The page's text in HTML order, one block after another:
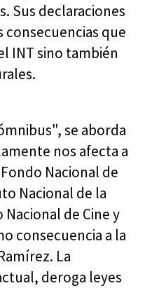
Sus declaraciones
consecuencias que
INT sino también
se aborda
nos afecta a
Nacional de
Nacional de la
de Cine y
consecuencia a la
La
deroga leyes